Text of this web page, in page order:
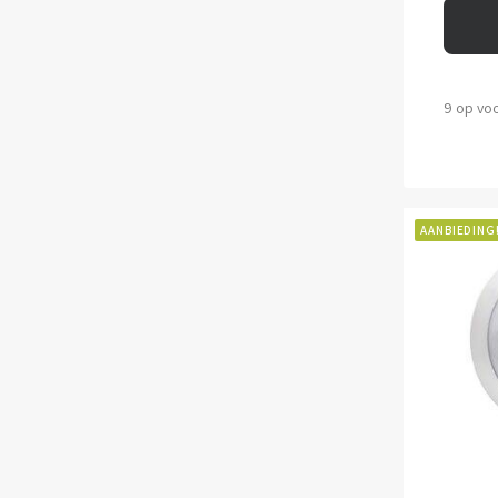
9 op
AANBIEDING!